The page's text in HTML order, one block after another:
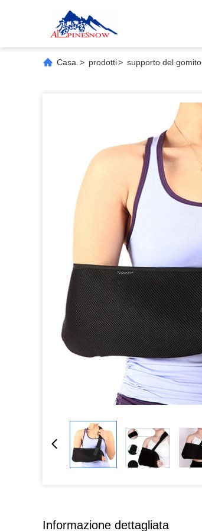
Casa. > prodotti> supporto del gomito
Informazione dettagliata